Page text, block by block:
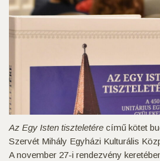
Az Egy Isten tiszteletére című kötet
Szervét Mihály Egyházi Kulturális
A november 27-i rendezvény